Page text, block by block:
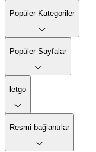
Popüler Kategoriler
Popüler Sayfalar
letgo
Resmi bağlantılar